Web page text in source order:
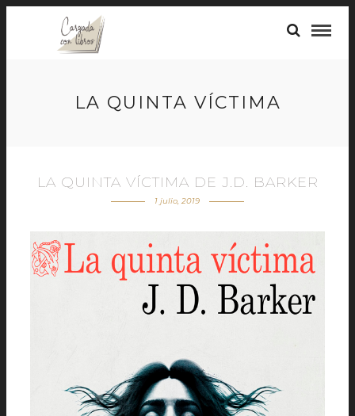
LA QUINTA VÍCTIMA
LA QUINTA VÍCTIMA DE J.D. BARKER
1 julio, 2019